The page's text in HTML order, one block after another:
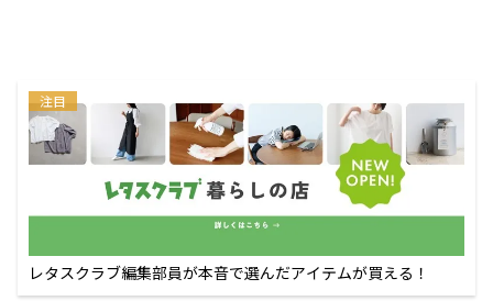
注目
レタスクラブ編集部員が本音で選んだアイテムが買える！